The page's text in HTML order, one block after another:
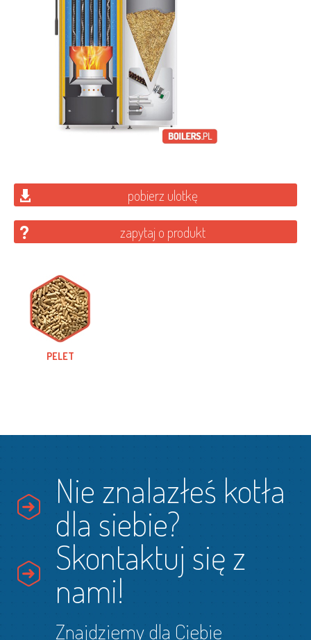
pobierz ulotkę
zapytaj o produkt
PELET
Nie znalazłeś kotła
dla siebie?
Skontaktuj się z
nami!
Znajdziemy dla Ciebie